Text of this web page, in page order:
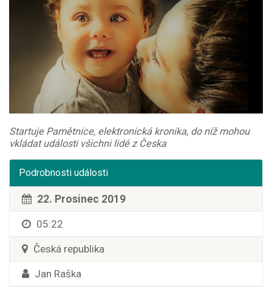
Startuje Pamětnice, elektronická kronika, do níž mohou
vkládat události všichni lidé z Česka
Podrobnosti události
22. Prosinec 2019
05:22
Česká republika
Jan Raška